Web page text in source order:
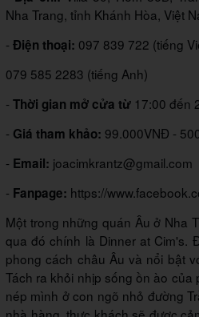
Nha Trang, tỉnh Khánh Hòa, Việt
- Điện thoại: 097 839 722 (tiếng
079 585 2283 (tiếng Anh)
- Thời gian mở cửa từ 17:00 đến
- Giá tham khảo: 99.000VNĐ -
- Email: joacimkrantz@gmail.com
- Fanpage: https://
Một trong những quán Âu ở Nha
qua đó chính là Dinner at Cim's.
phong cách châu Âu và nổi bật
Tách ra khỏi nhịp sống ồn ào của
nép mình ở con ngõ nhỏ đường